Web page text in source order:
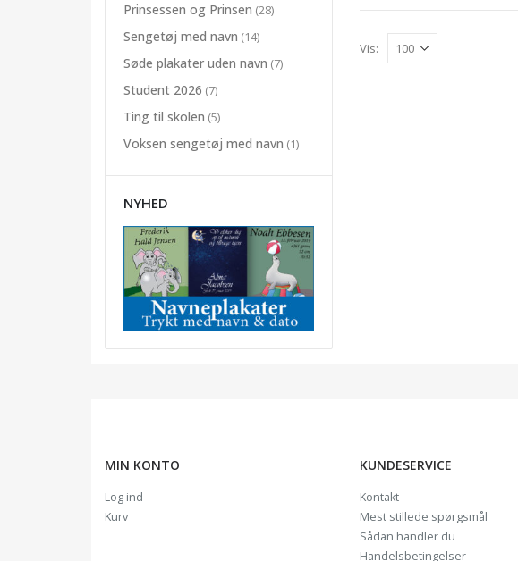
Vis:
Prinsessen og Prinsen (28)
Sengetøj med navn (14)
Søde plakater uden navn (7)
Student 2026 (7)
Ting til skolen (5)
Voksen sengetøj med navn (1)
NYHED
MIN KONTO
Log ind
Kurv
KUNDESERVICE
Kontakt
Mest stillede spørgsmål
Sådan handler du
Handelsbetingelser